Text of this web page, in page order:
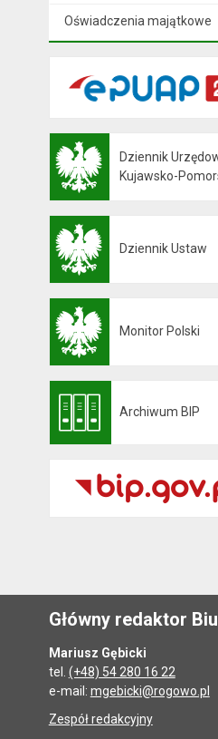
Oświadczenia majątkowe
Dziennik
Kujawsko-
Dziennik Ustaw
Monitor Polski
Archiwum BIP
Główny redaktor
Mariusz Gębicki
tel. (+48) 54 280 16 22
e-mail: mgebicki@rogowo.pl
Zespół redakcyjny